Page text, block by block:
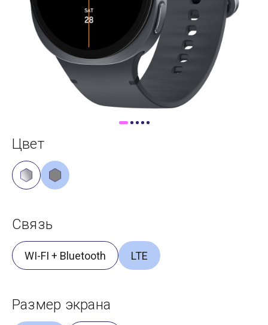
Доставка
Самовывоз
Trade-In
Цвет
Связь
WI-FI + Bluetooth LTE
Размер экрана